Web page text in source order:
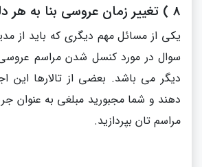
8 ) تغییر زمان عروسی بنا به هر دلیلی :
یکی از مسائل مهم دیگری که باید از
سوال در مورد کنسل شدن مراسم عروسی
دیگر می باشد. بعضی از تالارها این
دهند و شما مجبورید مبلغی به عنوان
مراسم تان بپردازید.